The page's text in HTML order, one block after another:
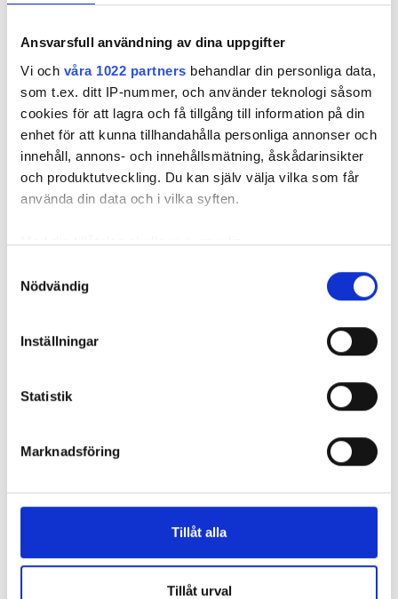
Ansvarsfull användning av dina uppgifter
Vi och våra 1022 partners behandlar din personliga data,
som t.ex. ditt IP-nummer, och använder teknologi såsom
cookies för att lagra och få tillgång till information på din
enhet för att kunna tillhandahålla personliga annonser och
innehåll, annons- och innehållsmätning, åskådarinsikter
och produktutveckling. Du kan själv välja vilka som får
använda din data och i vilka syften.
Med din tillåtelse skulle vi även vilja:
som kan ha en noggrannhet på upp till flera meter
Ta reda på mer om hur dina personliga uppgifter
Du kan ändra eller dra tillbaka ditt samtycke när som
Vi använder enhetsidentifierare för att anpassa innehållet
för sociala medier och analysera vår trafik. Vi
vidarebefordrar även sådana identifierare och annan
annons- och analysföretag som vi samarbetar med.
Dessa kan i sin tur kombinera informationen med annan
Nödvändig
Inställningar
Statistik
Marknadsföring
Tillåt alla
Tillåt urval
fredag 07.15 - 17.45
lördag Stängd
söndag Stängd
Anställda
Clinic Manager
Betalningsalternativ
Elektronisk överföring